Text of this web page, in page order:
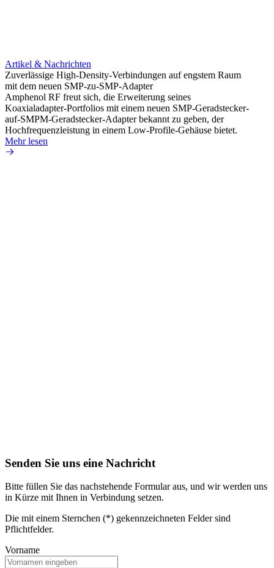
Artikel & Nachrichten
Zuverlässige High-Density-Verbindungen auf engstem Raum
mit dem neuen SMP-zu-SMP-Adapter
Amphenol RF freut sich, die Erweiterung seines
Koaxialadapter-Portfolios mit einem neuen SMP-Geradstecker-
auf-SMPM-Geradstecker-Adapter bekannt zu geben, der
Hochfrequenzleistung in einem Low-Profile-Gehäuse bietet.
Mehr lesen
Senden Sie uns eine Nachricht
Bitte füllen Sie das nachstehende Formular aus, und wir werden uns
in Kürze mit Ihnen in Verbindung setzen.
Die mit einem Sternchen (*) gekennzeichneten Felder sind
Pflichtfelder.
Vorname